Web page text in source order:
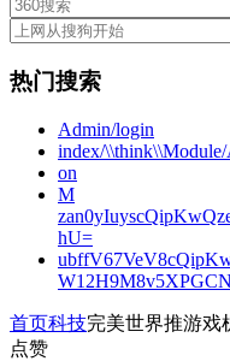
热门搜索
Admin/login
index/
on
M
hU=
首页科技完美世界推游戏
点赞